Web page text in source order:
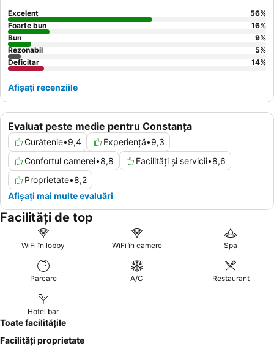
Evaluat peste medie pentru Constanța
Curățenie•9,4 Experiență•9,3
Confortul camerei•8,8 Facilități și servicii•8,6
Proprietate•8,2
Afișați mai multe evaluări
Excelent 56%
Foarte bun
16%
Bun
9%
Rezonabil
5%
Deficitar
14%
Afișați recenziile
Facilități de top
WiFi în lobby WiFi în camere Spa
Parcare A/C Restaurant
Hotel bar
Toate facilitățile
Facilități proprietate